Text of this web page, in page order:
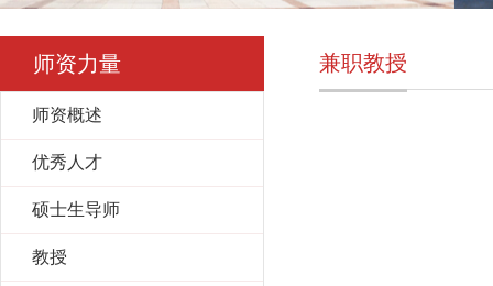
师资力量
师资概述
优秀人才
硕士生导师
教授
兼职教授